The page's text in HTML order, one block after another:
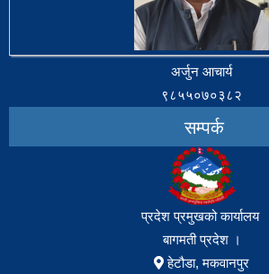
अर्जुन आचार्य
९८५५०७०३८२
सम्पर्क
प्रदेश प्रमुखको कार्यालय
बागमती प्रदेश ।
हेटौडा, मकवानपुर